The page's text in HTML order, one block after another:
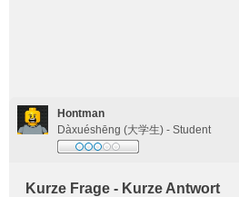
Hontman
Dàxuéshēng (大学生) - Student
Kurze Frage - Kurze Antwort